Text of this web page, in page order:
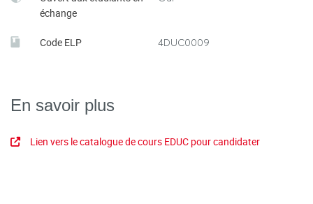
échange
Code ELP 4DUC0009
En savoir plus
Lien vers le catalogue de cours EDUC pour candidater